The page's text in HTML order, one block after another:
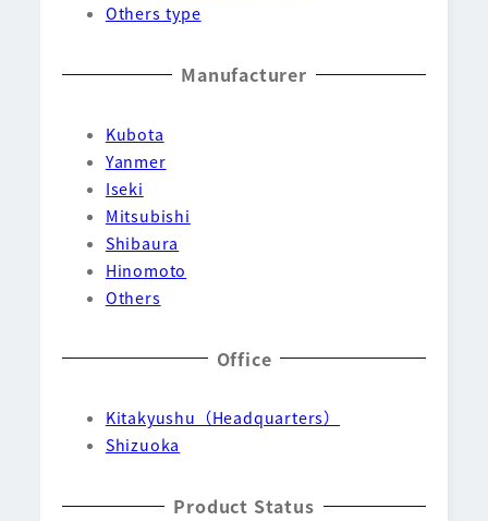
Others type
Manufacturer
Kubota
Yanmer
Iseki
Mitsubishi
Shibaura
Hinomoto
Others
Office
Kitakyushu（Headquarters）
Shizuoka
Product Status